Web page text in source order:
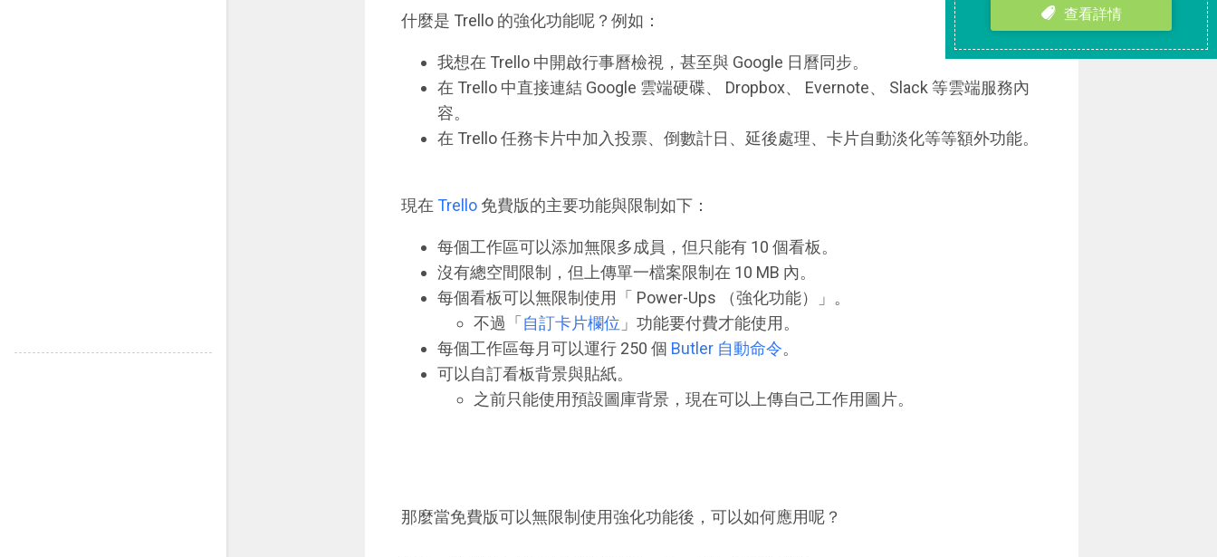
什麼是 Trello 的強化功能呢？例如：
我想在 Trello 中開啟行事曆檢視，甚至與 Google 日曆同步。
在 Trello 中直接連結 Google 雲端硬碟、 Dropbox、 Evernote、 Slack 等雲端服務內
容。
在 Trello 任務卡片中加入投票、倒數計日、延後處理、卡片自動淡化等等額外功能。
現在 Trello 免費版的主要功能與限制如下：
每個工作區可以添加無限多成員，但只能有 10 個看板。
沒有總空間限制，但上傳單一檔案限制在 10 MB 內。
每個看板可以無限制使用「 Power-Ups （強化功能）」。
不過「 自訂卡片欄位 」功能要付費才能使用。
每個工作區每月可以運行 250 個 Butler 自動命令。
可以自訂看板背景與貼紙。
之前只能使用預設圖庫背景，現在可以上傳自己工作用圖片。
那麼當免費版可以無限制使用強化功能後，可以如何應用呢？